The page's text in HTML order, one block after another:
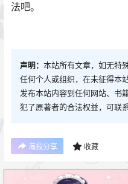
法吧。
声明： 本站所有文章，如无特
任何个人或组织，在未征得本
发布本站内容到任何网站、书
犯了原著者的合法权益，可联
海报分享 收藏